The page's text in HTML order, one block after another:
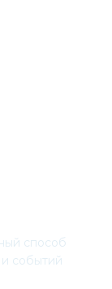
способ
событий